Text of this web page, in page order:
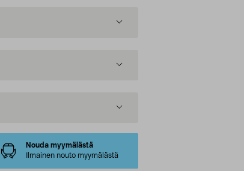
Nouda myymälästä
Ilmainen nouto myymälästä